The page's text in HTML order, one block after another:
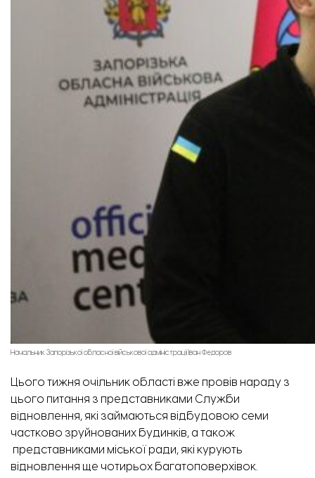
Начальник Запорізької обласної військової адміністрації Іван Федоров
Цього тижня очільник області вже провів нараду з
цього питання з представниками Служби
відновлення, які займаються відбудовою семи
частково зруйнованих будинків, а також
представниками міської ради, які курують
відновлення ще чотирьох багатоповерхівок.